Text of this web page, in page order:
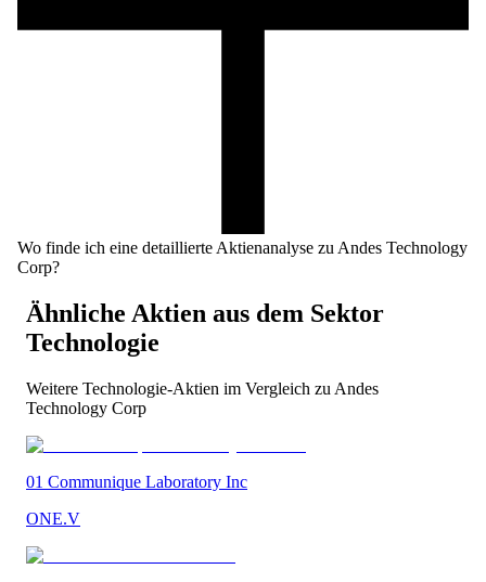
Wo finde ich eine detaillierte Aktienanalyse zu Andes Technology
Corp?
Ähnliche Aktien aus dem Sektor
Technologie
Weitere Technologie-Aktien im Vergleich zu Andes
Technology Corp
01 Communique Laboratory Inc
ONE.V